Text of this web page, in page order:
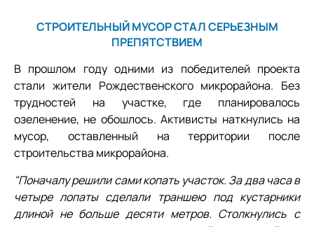
СТРОИТЕЛЬНЫЙ МУСОР СТАЛ СЕРЬЕЗНЫМ
ПРЕПЯТСТВИЕМ
В прошлом году одними из победителей проекта
стали жители Рождественского микрорайона. Без
трудностей на участке, где планировалось
озеленение, не обошлось. Активисты наткнулись на
мусор, оставленный на территории после
строительства микрорайона.
"Поначалу решили сами копать участок. За два часа в
четыре лопаты сделали траншею под кустарники
длиной не больше десяти метров. Столкнулись с